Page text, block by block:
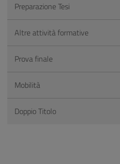
Preparazione Tesi
Altre attività formative
Prova finale
Mobilità
Doppio Titolo